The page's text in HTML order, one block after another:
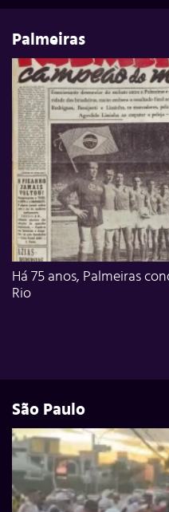
Palmeiras
Há 75 anos, Palmeiras
Rio
São Paulo